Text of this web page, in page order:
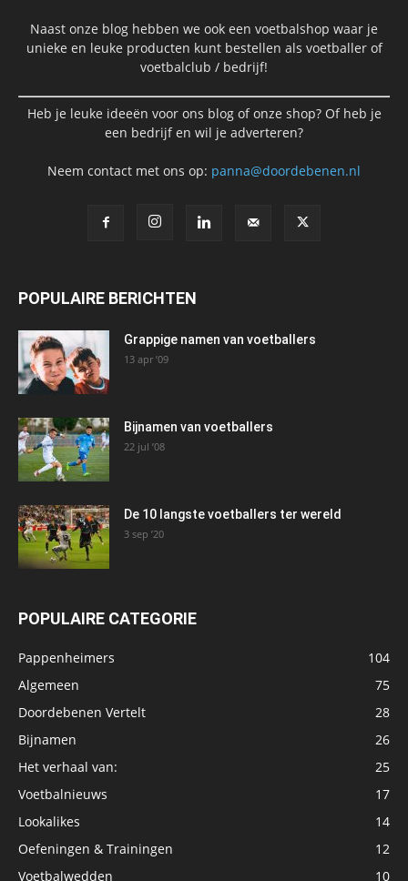
Naast onze blog hebben we ook een voetbalshop waar je
unieke en leuke producten kunt bestellen als voetballer of
voetbalclub / bedrijf!
Heb je leuke ideeën voor ons blog of onze shop? Of heb je
een bedrijf en wil je adverteren?
Neem contact met ons op: panna@doordebenen.nl
POPULAIRE BERICHTEN
Grappige namen van voetballers
13 apr ’09
Bijnamen van voetballers
22 jul ’08
De 10 langste voetballers ter wereld
3 sep ’20
POPULAIRE CATEGORIE
Pappenheimers
104
Algemeen
75
Doordebenen Vertelt
28
Bijnamen
26
Het verhaal van:
25
Voetbalnieuws
17
Lookalikes
14
Oefeningen & Trainingen
12
Voetbalwedden
10